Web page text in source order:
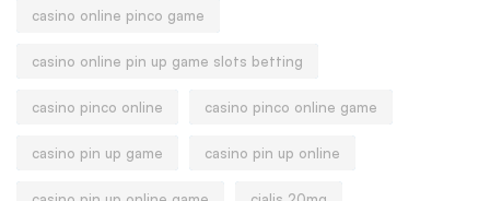
casino online pinco game
casino online pin up game slots betting
casino pinco online casino pinco online game
casino pin up game casino pin up online